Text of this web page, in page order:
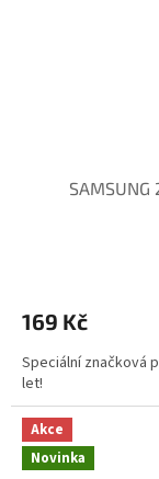
SAMSUNG
169 Kč
Speciální značková
let!
Akce
Novinka